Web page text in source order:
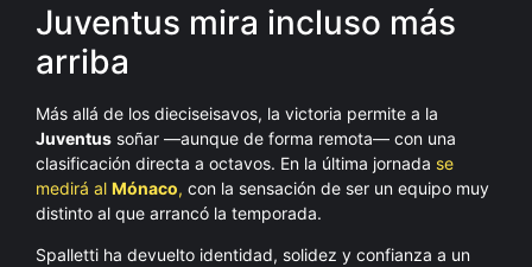
Juventus mira incluso más
arriba
Más allá de los dieciseisavos, la victoria permite a la
Juventus soñar —aunque de forma remota— con una
clasificación directa a octavos. En la última jornada se
medirá al Mónaco, con la sensación de ser un equipo muy
distinto al que arrancó la temporada.
Spalletti ha devuelto identidad, solidez y confianza a un